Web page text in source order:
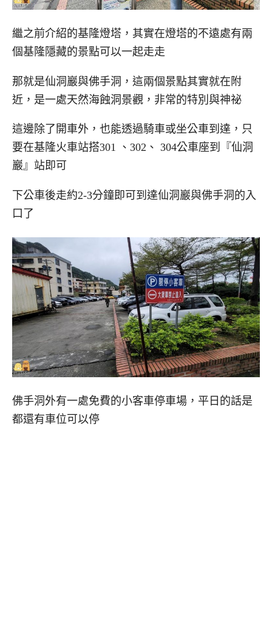
繼之前介紹的基隆燈塔，其實在燈塔的不遠處有兩
個基隆隱藏的景點可以一起走走
那就是仙洞巖與佛手洞，這兩個景點其實就在附
近，是一處天然海蝕洞景觀，非常的特別與神祕
這邊除了開車外，也能透過騎車或坐公車到達，只
要在基隆火車站搭301 、302、 304公車座到『仙洞
巖』站即可
下公車後走約2-3分鐘即可到達仙洞巖與佛手洞的入
口了
佛手洞外有一處免費的小客車停車場，平日的話是
都還有車位可以停